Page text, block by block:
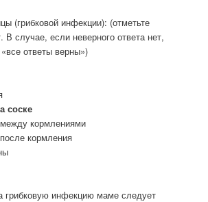
(грибковой инфекции): (отметьте
случае, если неверного ответа нет,
ответы верны»)
соске
кормлениями
кормления
грибковую инфекцию маме следует